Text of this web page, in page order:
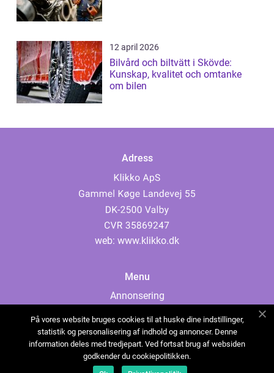
12 april 2026
Bilvård och biltvätt i Skövde:
Kunskap, kvalitet och omtanke
om bilen
Adress
web: www.klikko.dk
Menu
Annonsering
Cookies
Kontakta oss
Sitemap
På vores website bruges cookies til at huske dine indstillinger,
statistik og personalisering af indhold og annoncer. Denne
information deles med tredjepart. Ved fortsat brug af websiden
godkender du cookiepolitikken.